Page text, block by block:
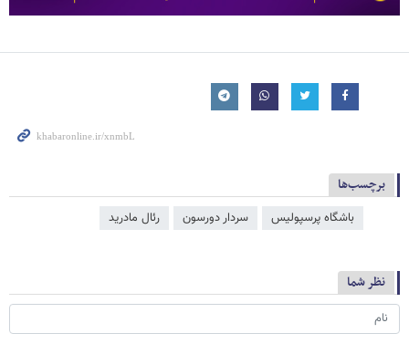
برچسب‌ها
باشگاه پرسپولیس سردار دورسون رئال مادرید
نظر شما